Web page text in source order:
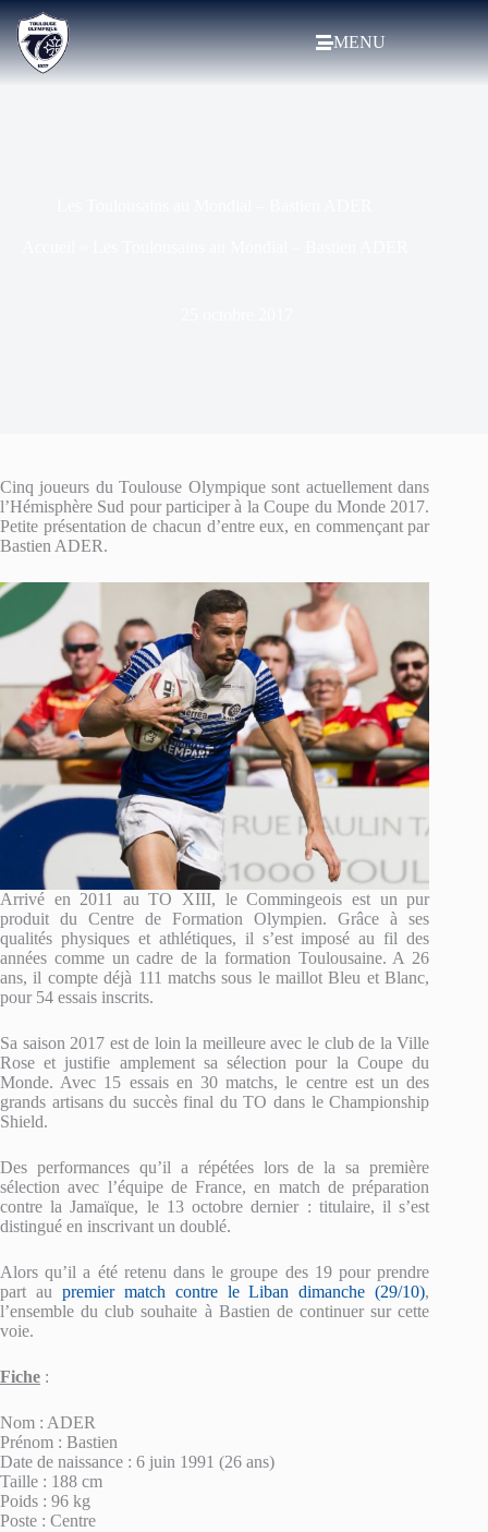
MENU
Cinq joueurs du Toulouse Olympique sont actuellement dans
l’Hémisphère Sud pour participer à la Coupe du Monde 2017.
Petite présentation de chacun d’entre eux, en commençant par
Bastien ADER.
Arrivé en 2011 au TO XIII, le Commingeois est un pur
produit du Centre de Formation Olympien. Grâce à ses
qualités physiques et athlétiques, il s’est imposé au fil des
années comme un cadre de la formation Toulousaine. A 26
ans, il compte déjà 111 matchs sous le maillot Bleu et Blanc,
pour 54 essais inscrits.
Sa saison 2017 est de loin la meilleure avec le club de la Ville
Rose et justifie amplement sa sélection pour la Coupe du
Monde. Avec 15 essais en 30 matchs, le centre est un des
grands artisans du succès final du TO dans le Championship
Shield.
Des performances qu’il a répétées lors de la sa première
sélection avec l’équipe de France, en match de préparation
contre la Jamaïque, le 13 octobre dernier : titulaire, il s’est
distingué en inscrivant un doublé.
Alors qu’il a été retenu dans le groupe des 19 pour prendre
part au premier match contre le Liban dimanche (29/10),
l’ensemble du club souhaite à Bastien de continuer sur cette
voie.
Fiche :
Nom : ADER
Prénom : Bastien
Date de naissance : 6 juin 1991 (26 ans)
Taille : 188 cm
Poids : 96 kg
Poste : Centre